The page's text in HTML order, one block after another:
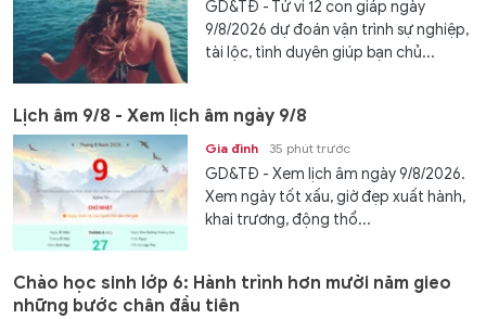
GD&TĐ - Tử vi 12 con giáp ngày
9/8/2026 dự đoán vận trình sự nghiệp,
tài lộc, tình duyên giúp bạn chủ...
Lịch âm 9/8 - Xem lịch âm ngày 9/8
Gia đình 35 phút trước
GD&TĐ - Xem lịch âm ngày 9/8/2026.
Xem ngày tốt xấu, giờ đẹp xuất hành,
khai trương, động thổ...
Chào học sinh lớp 6: Hành trình hơn mười năm gieo
những bước chân đầu tiên